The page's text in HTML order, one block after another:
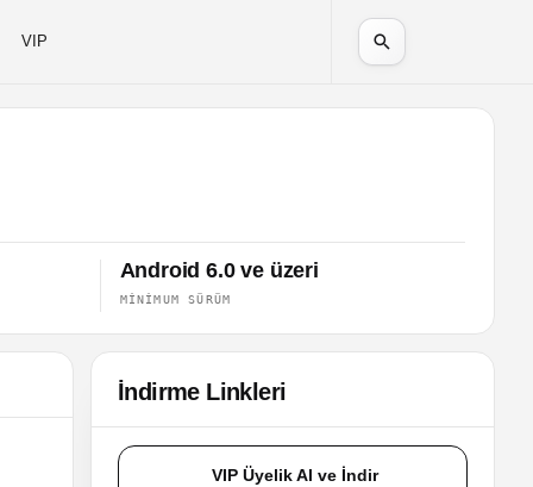
VIP
Android 6.0 ve üzeri
MINIMUM SÜRÜM
İndirme Linkleri
VIP Üyelik Al ve İndir